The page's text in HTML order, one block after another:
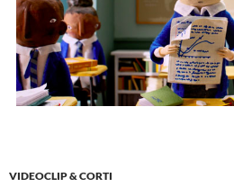
VIDEOCLIP & CORTI